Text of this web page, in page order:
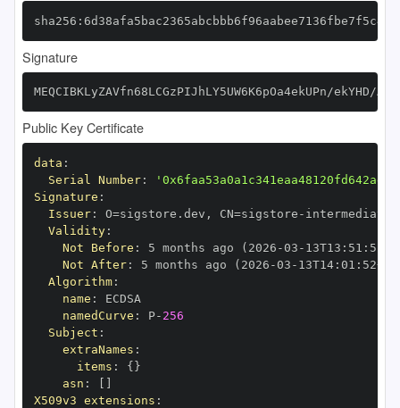
Signature
MEQCIBKLyZAVfn68LCGzPIJhLY5UW6K6pOa4ekUPn/
Public Key Certificate
data :
Serial Number:
Signature :
Issuer: O=sigstore.dev , CN=sigstore -
Validity:
Not Before : 5 months ago (2026 -03 - 13T13 : 51 :
Not After: 5 months ago (2026 -03 - 13T14: 01 : 52+00
Algorithm:
name :
namedCurve : P- 256
Subject :
extraNames :
items : { }
asn :
X509v3 extensions :